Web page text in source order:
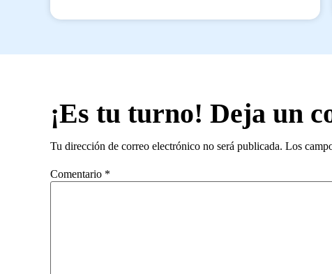
¡Es tu turno! Deja un
Tu dirección de correo electrónico no será publicada. Los
Comentario *